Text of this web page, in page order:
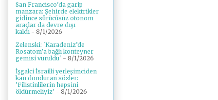
San Francisco'da garip
manzara: Şehirde elektrikler
gidince sürücüsüz otonom
araçlar da devre dışı
kaldı - 8/1/2026
Zelenski: 'Karadeniz’de
Rosatom’a bağlı konteyner
gemisi vuruldu' - 8/1/2026
İşgalci İsrailli yerleşimciden
kan donduran sözler:
'Filistinlilerin hepsini
öldürmeliyiz' - 8/1/2026